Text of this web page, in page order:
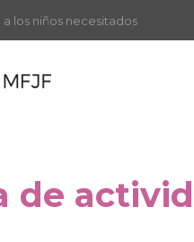
los niños necesitados
de